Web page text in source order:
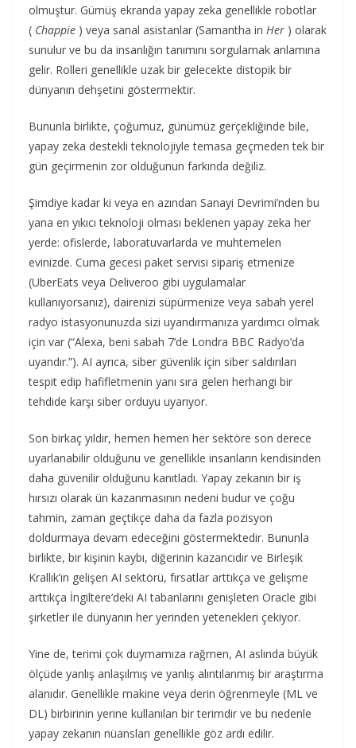
olmuştur. Gümüş ekranda yapay zeka genellikle robotlar
( Chappie ) veya sanal asistanlar (Samantha in Her ) olarak
sunulur ve bu da insanlığın tanımını sorgulamak anlamına
gelir. Rolleri genellikle uzak bir gelecekte distopik bir
dünyanın dehşetini göstermektir.
Bununla birlikte, çoğumuz, günümüz gerçekliğinde bile,
yapay zeka destekli teknolojiyle temasa geçmeden tek bir
gün geçirmenin zor olduğunun farkında değiliz.
Şimdiye kadar ki veya en azından Sanayi Devrimi’nden bu
yana en yıkıcı teknoloji olması beklenen yapay zeka her
yerde: ofislerde, laboratuvarlarda ve muhtemelen
evinizde. Cuma gecesi paket servisi sipariş etmenize
(UberEats veya Deliveroo gibi uygulamalar
kullanıyorsanız), dairenizi süpürmenize veya sabah yerel
radyo istasyonunuzda sizi uyandırmanıza yardımcı olmak
için var (“Alexa, beni sabah 7’de Londra BBC Radyo’da
uyandır.”). AI ayrıca, siber güvenlik için siber saldırıları
tespit edip hafifletmenin yanı sıra gelen herhangi bir
tehdide karşı siber orduyu uyarıyor.
Son birkaç yıldır, hemen hemen her sektöre son derece
uyarlanabilir olduğunu ve genellikle insanların kendisinden
daha güvenilir olduğunu kanıtladı. Yapay zekanın bir iş
hırsızı olarak ün kazanmasının nedeni budur ve çoğu
tahmin, zaman geçtikçe daha da fazla pozisyon
doldurmaya devam edeceğini göstermektedir. Bununla
birlikte, bir kişinin kaybı, diğerinin kazancıdır ve Birleşik
Krallık’ın gelişen AI sektörü, fırsatlar arttıkça ve gelişme
arttıkça İngiltere’deki AI tabanlarını genişleten Oracle gibi
şirketler ile dünyanın her yerinden yetenekleri çekiyor.
Yine de, terimi çok duymamıza rağmen, AI aslında büyük
ölçüde yanlış anlaşılmış ve yanlış alıntılanmış bir araştırma
alanıdır. Genellikle makine veya derin öğrenmeyle (ML ve
DL) birbirinin yerine kullanılan bir terimdir ve bu nedenle
yapay zekanın nüansları genellikle göz ardı edilir.